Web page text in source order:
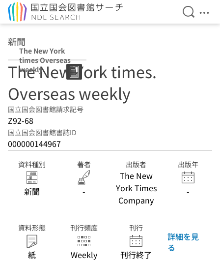
検索を
メ
新聞
The New York
times Overseas
weekly
The New York times.
Overseas weekly
国立国会図書館請求記号
Z92-68
国立国会図書館書誌ID
000000144967
資料種別
新聞
著者
-
出版者
The New
York Times
Company
出版年
-
資料形態
紙
刊行頻度
Weekly
刊行
刊行終了
詳細を見
る